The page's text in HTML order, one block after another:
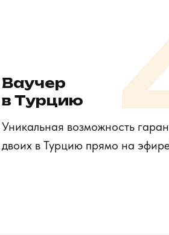
Ваучер
в Турцию
Уникальная возможность
двоих в Турцию прямо на